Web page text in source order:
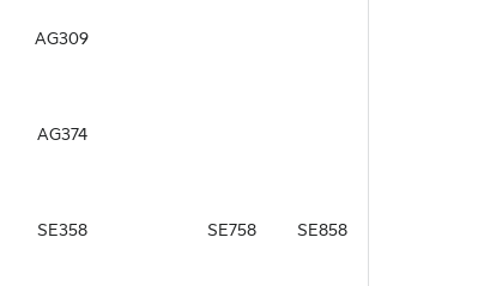
AG309
AG374
SE358 SE758 SE858